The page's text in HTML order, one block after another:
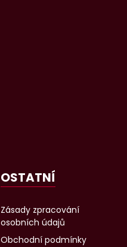
OSTATNÍ
Zásady zpracování
osobních údajů
Obchodní podmínky